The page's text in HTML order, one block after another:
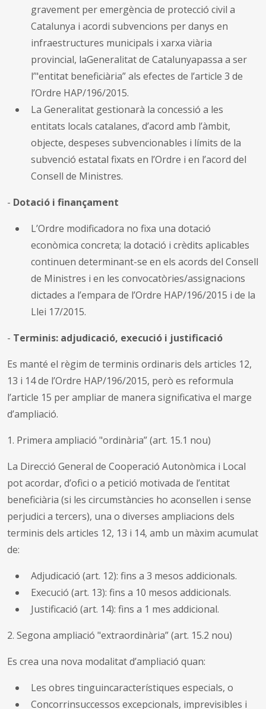
gravement per emergència de protecció civil a
Catalunya i acordi subvencions per danys en
infraestructures municipals i xarxa viària
provincial, laGeneralitat de Catalunyapassa a ser
l’"entitat beneficiària” als efectes de l’article 3 de
l’Ordre HAP/196/2015.
La Generalitat gestionarà la concessió a les
entitats locals catalanes, d’acord amb l’àmbit,
objecte, despeses subvencionables i límits de la
subvenció estatal fixats en l’Ordre i en l’acord del
Consell de Ministres.
- Dotació i finançament
L’Ordre modificadora no fixa una dotació
econòmica concreta; la dotació i crèdits aplicables
continuen determinant-se en els acords del Consell
de Ministres i en les convocatòries/assignacions
dictades a l’empara de l’Ordre HAP/196/2015 i de la
Llei 17/2015.
- Terminis: adjudicació, execució i justificació
Es manté el règim de terminis ordinaris dels articles 12,
13 i 14 de l’Ordre HAP/196/2015, però es reformula
l’article 15 per ampliar de manera significativa el marge
d’ampliació.
1. Primera ampliació "ordinària” (art. 15.1 nou)
La Direcció General de Cooperació Autonòmica i Local
pot acordar, d’ofici o a petició motivada de l’entitat
beneficiària (si les circumstàncies ho aconsellen i sense
perjudici a tercers), una o diverses ampliacions dels
terminis dels articles 12, 13 i 14, amb un màxim acumulat
de:
Adjudicació (art. 12): fins a 3 mesos addicionals.
Execució (art. 13): fins a 10 mesos addicionals.
Justificació (art. 14): fins a 1 mes addicional.
2. Segona ampliació "extraordinària” (art. 15.2 nou)
Es crea una nova modalitat d’ampliació quan:
Les obres tinguincaracterístiques especials, o
Concorrinsuccessos excepcionals, imprevisibles i